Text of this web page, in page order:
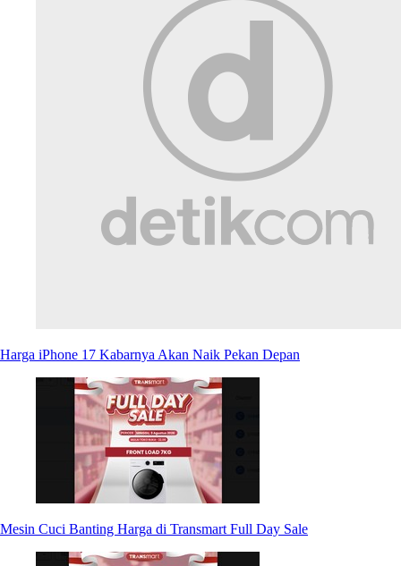
Harga iPhone 17 Kabarnya Akan Naik Pekan Depan
Mesin Cuci Banting Harga di Transmart Full Day Sale